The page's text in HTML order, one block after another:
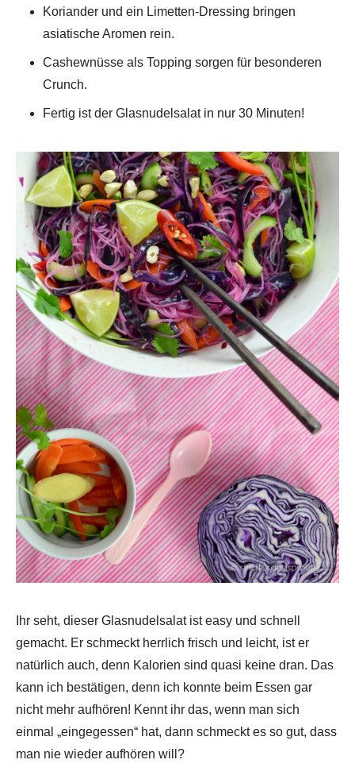
Koriander und ein Limetten-Dressing bringen
asiatische Aromen rein.
Cashewnüsse als Topping sorgen für besonderen
Crunch.
Fertig ist der Glasnudelsalat in nur 30 Minuten!
Ihr seht, dieser Glasnudelsalat ist easy und schnell
gemacht. Er schmeckt herrlich frisch und leicht, ist er
natürlich auch, denn Kalorien sind quasi keine dran. Das
kann ich bestätigen, denn ich konnte beim Essen gar
nicht mehr aufhören! Kennt ihr das, wenn man sich
einmal „eingegessen“ hat, dann schmeckt es so gut, dass
man nie wieder aufhören will?